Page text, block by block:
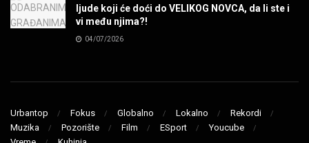
MAD MAD DRUMMER!
MUZIKA
ljude koji će doći do VELIKOG NOVCA, da li ste i
vi među njima?!
04/07/2026
Urbantop Fokus Globalno Lokalno
Rekordi
Muzika
Pozorište Film ESport
Youcube